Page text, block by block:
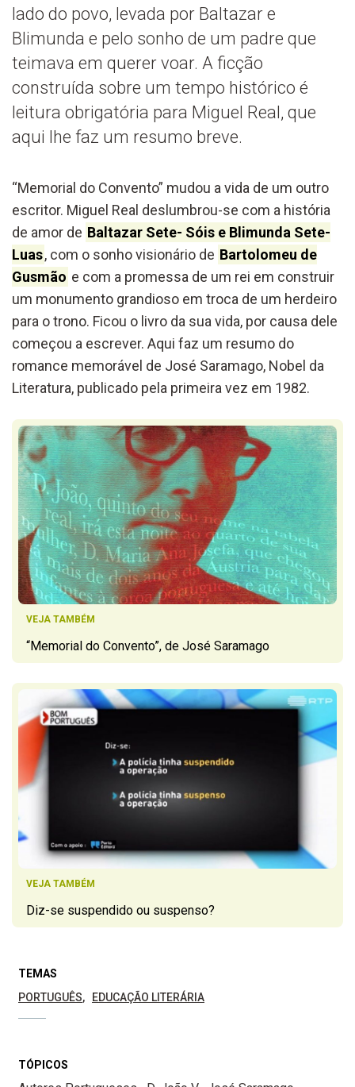
lado do povo, levada por Baltazar e
Blimunda e pelo sonho de um padre que
teimava em querer voar. A ficção
construída sobre um tempo histórico é
leitura obrigatória para Miguel Real, que
aqui lhe faz um resumo breve.
“Memorial do Convento” mudou a vida de um outro
escritor. Miguel Real deslumbrou-se com a história
de amor de Baltazar Sete- Sóis e Blimunda Sete-
Luas, com o sonho visionário de Bartolomeu de
Gusmão e com a promessa de um rei em construir
um monumento grandioso em troca de um herdeiro
para o trono. Ficou o livro da sua vida, por causa dele
começou a escrever. Aqui faz um resumo do
romance memorável de José Saramago, Nobel da
Literatura, publicado pela primeira vez em 1982.
VEJA TAMBÉM
“Memorial do Convento”, de José Saramago
VEJA TAMBÉM
Diz-se suspendido ou suspenso?
TEMAS
PORTUGUÊS
EDUCAÇÃO LITERÁRIA
TÓPICOS